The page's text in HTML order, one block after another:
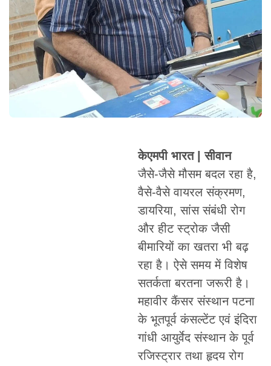
केएमपी भारत | सीवान
जैसे-जैसे मौसम बदल रहा है,
वैसे-वैसे वायरल संक्रमण,
डायरिया, सांस संबंधी रोग
और हीट स्ट्रोक जैसी
बीमारियों का खतरा भी बढ़
रहा है। ऐसे समय में विशेष
सतर्कता बरतना जरूरी है।
महावीर कैंसर संस्थान पटना
के भूतपूर्व कंसल्टेंट एवं इंदिरा
गांधी आयुर्वेद संस्थान के पूर्व
रजिस्ट्रार तथा हृदय रोग